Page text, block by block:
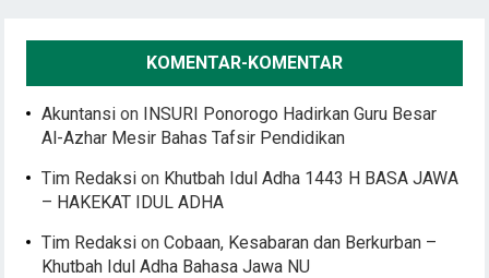
KOMENTAR-KOMENTAR
Akuntansi on INSURI Ponorogo Hadirkan Guru Besar
Al-Azhar Mesir Bahas Tafsir Pendidikan
Tim Redaksi on Khutbah Idul Adha 1443 H BASA JAWA
– HAKEKAT IDUL ADHA
Tim Redaksi onCobaan, Kesabaran dan Berkurban –
Khutbah Idul Adha Bahasa Jawa NU